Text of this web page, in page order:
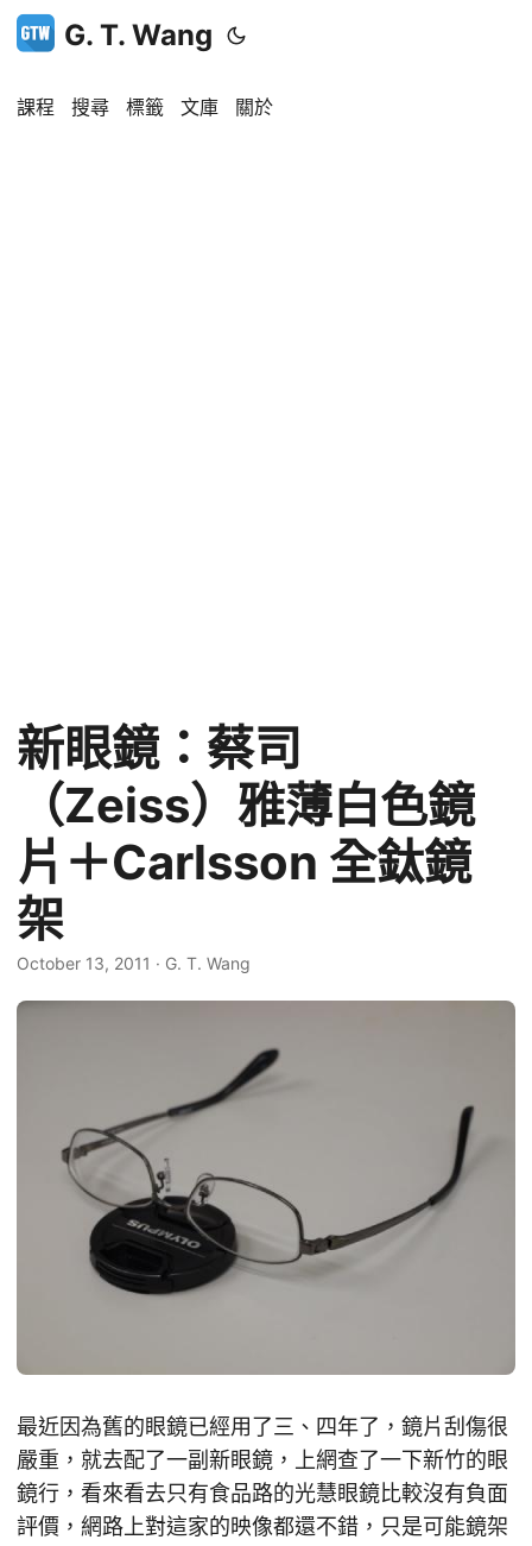
G. T. Wang
課程 搜尋 標籤 文庫 關於
新眼鏡：蔡司
（Zeiss）雅薄白色鏡
片＋Carlsson 全鈦鏡
架
October 13, 2011 · G. T. Wang
最近因為舊的眼鏡已經用了三、四年了，鏡片刮傷很
嚴重，就去配了一副新眼鏡，上網查了一下新竹的眼
鏡行，看來看去只有食品路的光慧眼鏡比較沒有負面
評價，網路上對這家的映像都還不錯，只是可能鏡架